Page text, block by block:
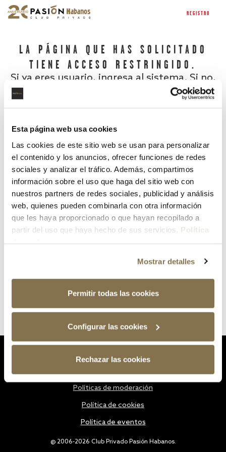
Esta página web usa cookies
Las cookies de este sitio web se usan para personalizar
el contenido y los anuncios, ofrecer funciones de redes
sociales y analizar el tráfico. Además, compartimos
información sobre el uso que haga del sitio web con
nuestros partners de redes sociales, publicidad y análisis
web, quienes pueden combinarla con otra información
que les haya proporcionado o que hayan recopilado a
partir del uso que haya hecho de sus servicios. Política
Mostrar detalles
Permitir todas las cookies
Configurar las cookies
Rechazar las cookies
REGISTRO
LA PÁGINA QUE HAS SOLICITADO
TIENE ACCESO RESTRINGIDO.
Si ya eres usuario, ingresa al sistema. Si no,
¿Has olvidado tu contraseña?
@ 2006-2026 Club Privado Pasión Habanos.
Políticas de moderación
Política de cookies
Política de eventos